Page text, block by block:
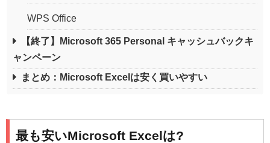
WPS Office
【終了】Microsoft 365 Personal キャッシュバックキ
ャンペーン
まとめ：Microsoft Excelは安く買いやすい
最も安いMicrosoft Excelは?